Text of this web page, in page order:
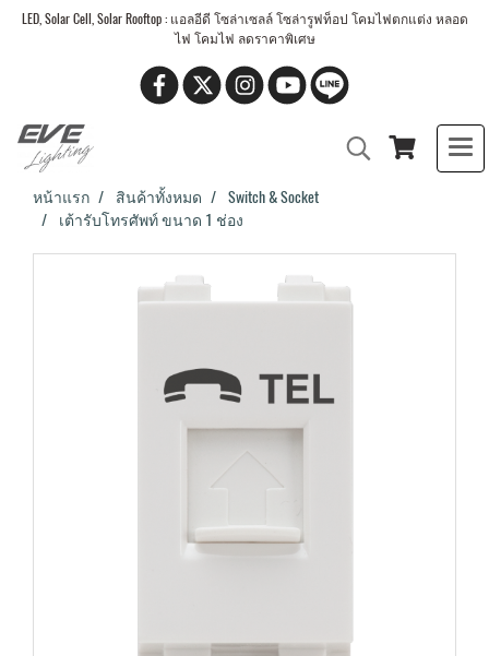
LED, Solar Cell, Solar Rooftop : แอลอีดี โซล่าเซลล์ โซล่ารูฟท็อป โคมไฟตกแต่ง หลอด
ไฟ โคมไฟ ลดราคาพิเศษ
หน้าแรก สินค้าทั้งหมด
Switch & Socket
เต้ารับโทรศัพท์ ขนาด 1 ช่อง